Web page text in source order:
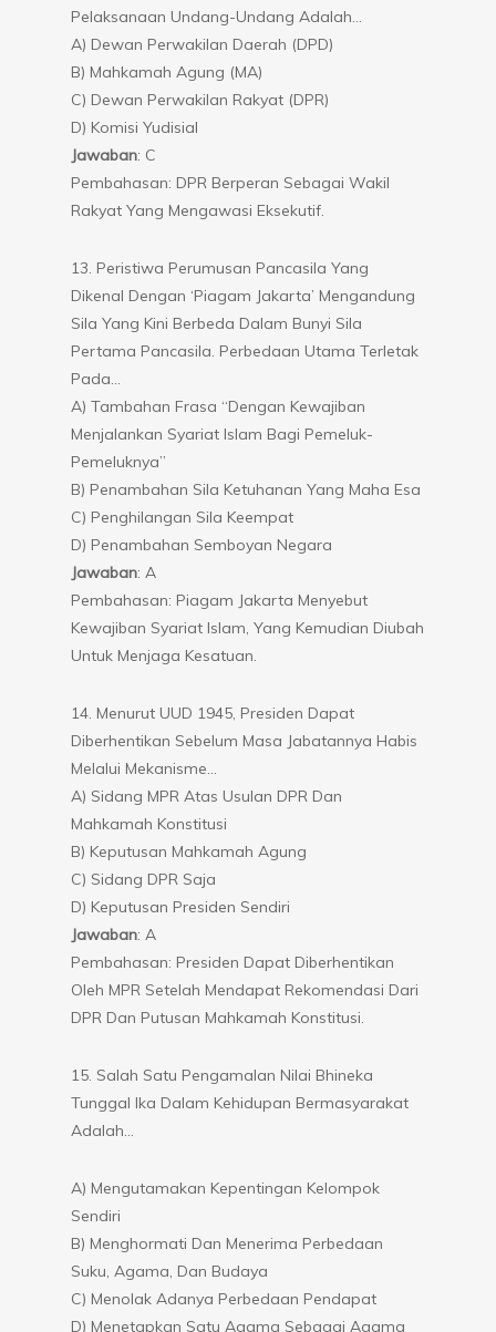
Pelaksanaan Undang-Undang Adalah…
A) Dewan Perwakilan Daerah (DPD)
B) Mahkamah Agung (MA)
C) Dewan Perwakilan Rakyat (DPR)
D) Komisi Yudisial
Jawaban: C
Pembahasan: DPR Berperan Sebagai Wakil
Rakyat Yang Mengawasi Eksekutif.
13. Peristiwa Perumusan Pancasila Yang
Dikenal Dengan ‘Piagam Jakarta’ Mengandung
Sila Yang Kini Berbeda Dalam Bunyi Sila
Pertama Pancasila. Perbedaan Utama Terletak
Pada…
A) Tambahan Frasa “dengan Kewajiban
Menjalankan Syariat Islam Bagi Pemeluk-
Pemeluknya”
B) Penambahan Sila Ketuhanan Yang Maha Esa
C) Penghilangan Sila Keempat
D) Penambahan Semboyan Negara
Jawaban: A
Pembahasan: Piagam Jakarta Menyebut
Kewajiban Syariat Islam, Yang Kemudian Diubah
Untuk Menjaga Kesatuan.
14. Menurut UUD 1945, Presiden Dapat
Diberhentikan Sebelum Masa Jabatannya Habis
Melalui Mekanisme…
A) Sidang MPR Atas Usulan DPR Dan
Mahkamah Konstitusi
B) Keputusan Mahkamah Agung
C) Sidang DPR Saja
D) Keputusan Presiden Sendiri
Jawaban: A
Pembahasan: Presiden Dapat Diberhentikan
Oleh MPR Setelah Mendapat Rekomendasi Dari
DPR Dan Putusan Mahkamah Konstitusi.
15. Salah Satu Pengamalan Nilai Bhineka
Tunggal Ika Dalam Kehidupan Bermasyarakat
Adalah…
A) Mengutamakan Kepentingan Kelompok
Sendiri
B) Menghormati Dan Menerima Perbedaan
Suku, Agama, Dan Budaya
C) Menolak Adanya Perbedaan Pendapat
D) Menetapkan Satu Agama Sebagai Agama